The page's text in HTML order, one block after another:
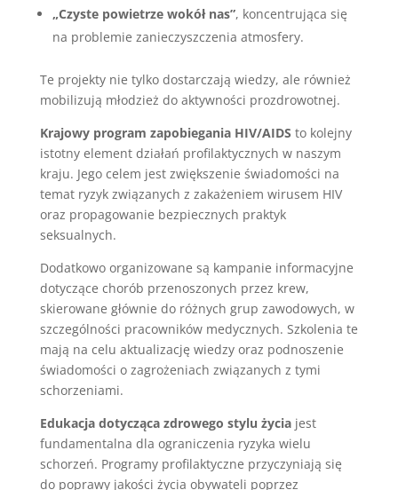
„Czyste powietrze wokół nas”, koncentrująca się
na problemie zanieczyszczenia atmosfery.
Te projekty nie tylko dostarczają wiedzy, ale również
mobilizują młodzież do aktywności prozdrowotnej.
Krajowy program zapobiegania HIV/AIDS to kolejny
istotny element działań profilaktycznych w naszym
kraju. Jego celem jest zwiększenie świadomości na
temat ryzyk związanych z zakażeniem wirusem HIV
oraz propagowanie bezpiecznych praktyk
seksualnych.
Dodatkowo organizowane są kampanie informacyjne
dotyczące chorób przenoszonych przez krew,
skierowane głównie do różnych grup zawodowych, w
szczególności pracowników medycznych. Szkolenia te
mają na celu aktualizację wiedzy oraz podnoszenie
świadomości o zagrożeniach związanych z tymi
schorzeniami.
Edukacja dotycząca zdrowego stylu życiajest
fundamentalna dla ograniczenia ryzyka wielu
schorzeń. Programy profilaktyczne przyczyniają się
do poprawy jakości życia obywateli poprzez